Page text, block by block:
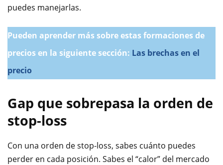
puedes manejarlas.
Pueden aprender más sobre estas formaciones de
precios en la siguiente sección: Las brechas en el
precio
Gap que sobrepasa la orden de
stop-loss
Con una orden de stop-loss, sabes cuánto puedes
perder en cada posición. Sabes el “calor” del mercado